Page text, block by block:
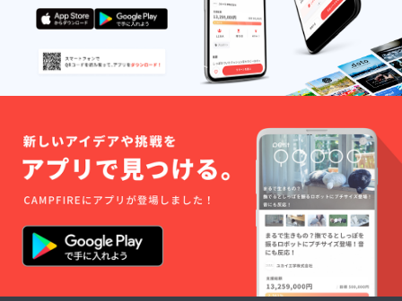
小戸の一員です また、随
facebook →
https://www.facebook.com/o
https://instagram.com/100sy
uunen?
utm_source=ig_profile_shar
t Twitterアカウント →
@odo100kinen ”いいね”
や ”フォロー” お待ちして